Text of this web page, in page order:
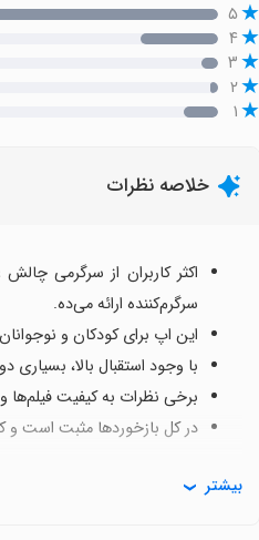
۵
۴
۳
۲
۱
خلاصه نظرات
اکثر کاربران از سرگرمی
سرگرم‌کننده ارائه می‌ده.
این اپ برای کودکان و
با وجود استقبال بالا،
برخی نظرات به کیفیت فیلم‌ها
در کل بازخوردها مثبت است و
بیشتر